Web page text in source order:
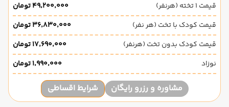
قیمت 1 تخته (هرنفر)
۴۹٬۲۰۰٬۰۰۰ تومان
قیمت کودک با تخت (هر نفر)
۳۶٬۸۳۰٬۰۰۰ تومان
قیمت کودک بدون تخت (هرنفر)
۱۷٬۶۹۰٬۰۰۰ تومان
نوزاد
۱٬۹۹۰٬۰۰۰ تومان
مشاوره و رزرو رایگان شرایط اقساطی